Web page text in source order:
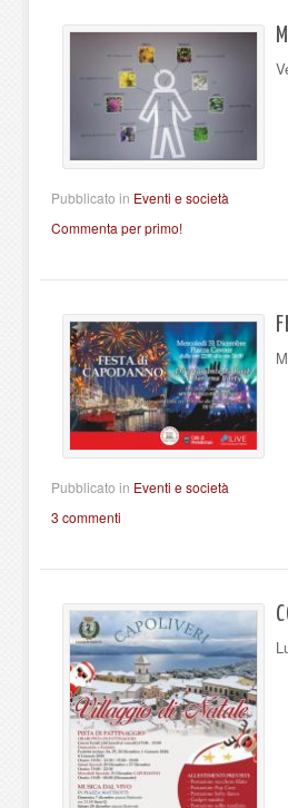
Pubblicato in Eventi e società
Commenta per primo!
Pubblicato in Eventi e società
3 commenti